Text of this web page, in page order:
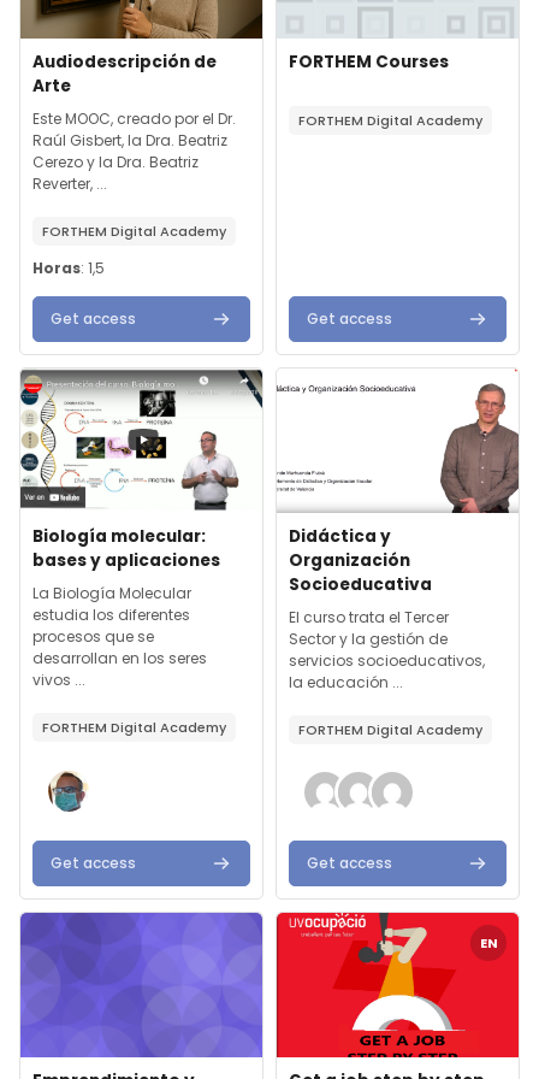
Imatge del curs
Nom del curs
Audiodescripción de
Arte
Text de resum del curs:
Este MOOC, creado por el Dr.
Raúl Gisbert, la Dra. Beatriz
Cerezo y la Dra. Beatriz
Reverter, ...
FORTHEM Digital Academy
Horas: 1,5
Get access
Imatge del curs
Nom del curs
FORTHEM Courses
FORTHEM Digital Academy
Get access
Imatge del curs" Biología molecular: bases y aplicaciones
Imatge del curs
Nom del curs
Biología molecular:
bases y aplicaciones
Text de resum del curs:
La Biología Molecular
estudia los diferentes
procesos que se
desarrollan en los seres
vivos ...
FORTHEM Digital Academy
Get access
Imatge del curs" Didáctica y
Imatge del curs
Nom del curs
Didáctica y
Organización
Socioeducativa
Text de resum del curs:
El curso trata el Tercer
Sector y la gestión de
servicios socioeducativos,
la educación ...
FORTHEM Digital Academy
Get access
Imatge del curs" Emprendimiento y Digitalización
EN
Imatge del curs" Get a job